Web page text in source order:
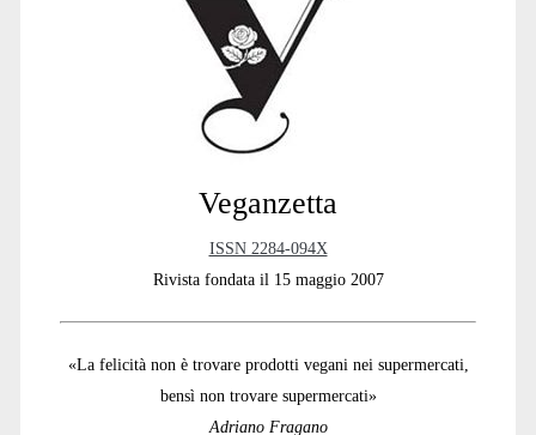
Veganzetta
ISSN 2284-094X
Rivista fondata il 15 maggio 2007
«La felicità non è trovare prodotti vegani nei supermercati,
bensì non trovare supermercati»
Adriano Fragano